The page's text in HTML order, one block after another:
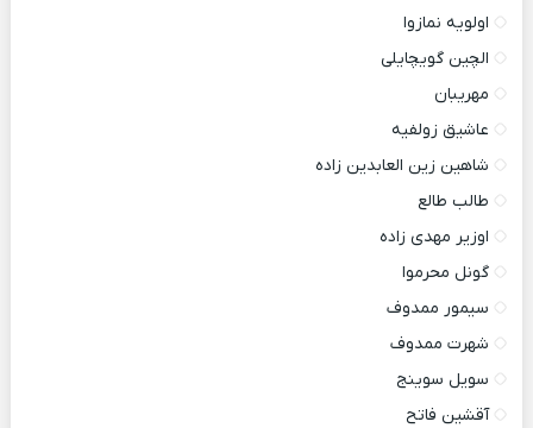
اولویه نمازوا
الچین گویچایلی
مهریبان
عاشیق زولفیه
شاهین زین العابدین زاده
طالب طالع
اوزیر مهدی زاده
گونل محرموا
سیمور ممدوف
شهرت ممدوف
سویل سوینج
آقشین فاتح